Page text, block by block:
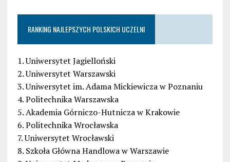
RANKING NAJLEPSZYCH POLSKICH UCZELNI
1. Uniwersytet Jagielloński
2. Uniwersytet Warszawski
3. Uniwersytet im. Adama Mickiewicza w Poznaniu
4. Politechnika Warszawska
5. Akademia Górniczo-Hutnicza w Krakowie
6. Politechnika Wrocławska
7. Uniwersytet Wrocławski
8. Szkoła Główna Handlowa w Warszawie